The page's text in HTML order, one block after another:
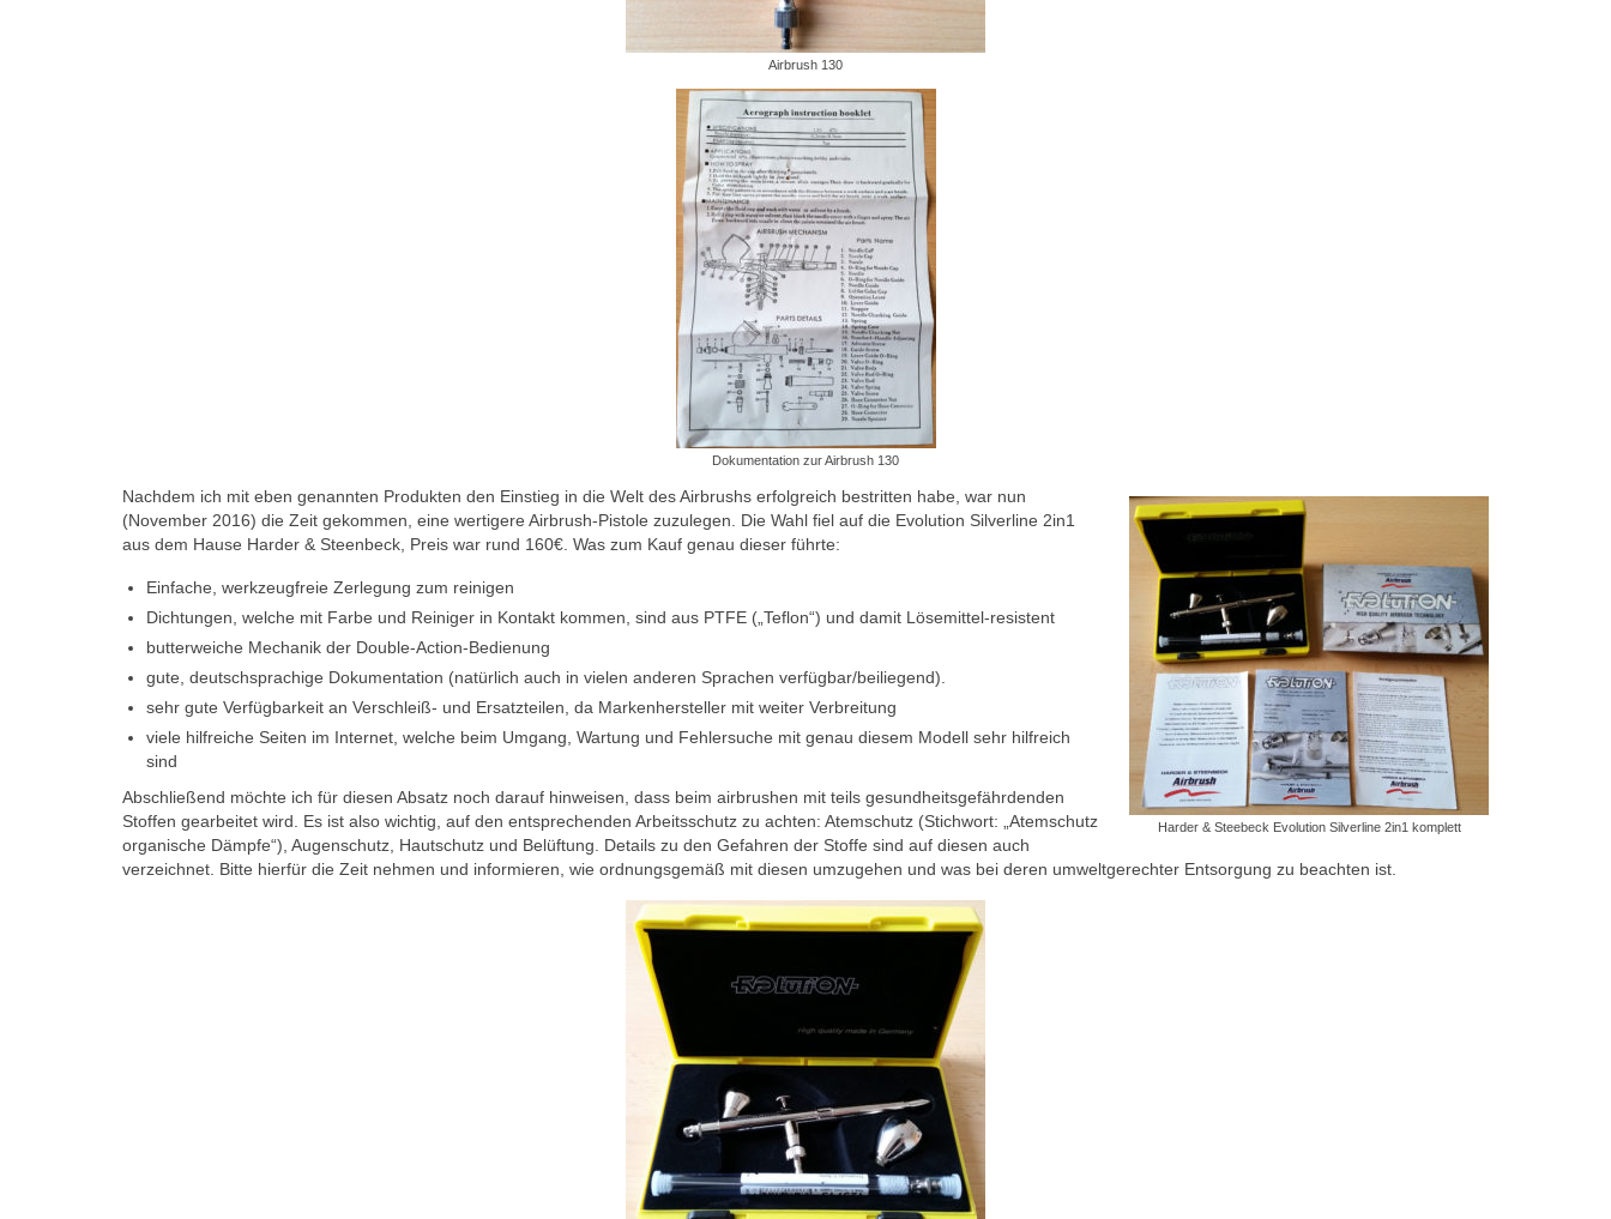
Airbrush 130
Dokumentation zur Airbrush 130
Harder & Steebeck Evolution Silverline 2in1 komplett
Nachdem ich mit eben genannten Produkten den Einstieg in die Welt des Airbrushs erfolgreich bestritten habe, war nun
(November 2016) die Zeit gekommen, eine wertigere Airbrush-Pistole zuzulegen. Die Wahl fiel auf die Evolution Silverline 2in1
aus dem Hause Harder & Steenbeck, Preis war rund 160€. Was zum Kauf genau dieser führte:
Einfache, werkzeugfreie Zerlegung zum reinigen
Dichtungen, welche mit Farbe und Reiniger in Kontakt kommen, sind aus PTFE („Teflon“) und damit Lösemittel-resistent
butterweiche Mechanik der Double-Action-Bedienung
gute, deutschsprachige Dokumentation (natürlich auch in vielen anderen Sprachen verfügbar/beiliegend).
sehr gute Verfügbarkeit an Verschleiß- und Ersatzteilen, da Markenhersteller mit weiter Verbreitung
viele hilfreiche Seiten im Internet, welche beim Umgang, Wartung und Fehlersuche mit genau diesem Modell sehr hilfreich
sind
Abschließend möchte ich für diesen Absatz noch darauf hinweisen, dass beim airbrushen mit teils gesundheitsgefährdenden
Stoffen gearbeitet wird. Es ist also wichtig, auf den entsprechenden Arbeitsschutz zu achten: Atemschutz (Stichwort: „Atemschutz
organische Dämpfe“), Augenschutz, Hautschutz und Belüftung. Details zu den Gefahren der Stoffe sind auf diesen auch
verzeichnet. Bitte hierfür die Zeit nehmen und informieren, wie ordnungsgemäß mit diesen umzugehen und was bei deren umweltgerechter Entsorgung zu beachten ist.